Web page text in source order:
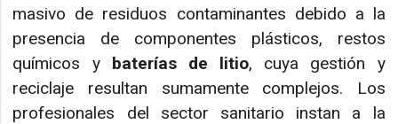
masivo de residuos contaminantes debido a la
presencia de componentes plásticos, restos
químicos y baterías de litio, cuya gestión y
reciclaje resultan sumamente complejos. Los
profesionales del sector sanitario instan a la